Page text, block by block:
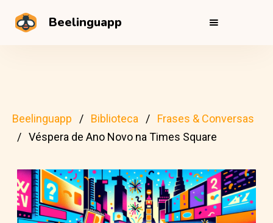
Beelinguapp
Beelinguapp Biblioteca
Frases & Conversas
Véspera de Ano Novo na Times Square